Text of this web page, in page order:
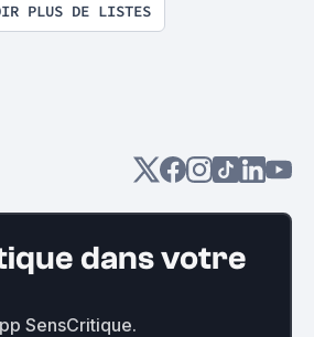
PLUS DE LISTES
dans votre
SensCritique.